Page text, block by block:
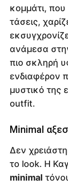
κομμάτι, που
τάσεις,
ανάμεσα
πιο σκληρή
ενδιαφέρον
μυστικό της
outfit.
Minimal
Δεν
το look. Η
minimal